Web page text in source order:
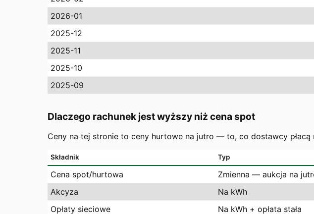
2026-01
2025-12
2025-11
2025-10
2025-09
Dlaczego rachunek jest wyższy niż cena spot
Ceny na tej stronie to ceny hurtowe na jutro — to, co dostawcy
Składnik Typ
Cena spot/hurtowa Zmienna — aukcja na
Akcyza
Na kWh
Opłaty sieciowe
Na kWh + opłata stała